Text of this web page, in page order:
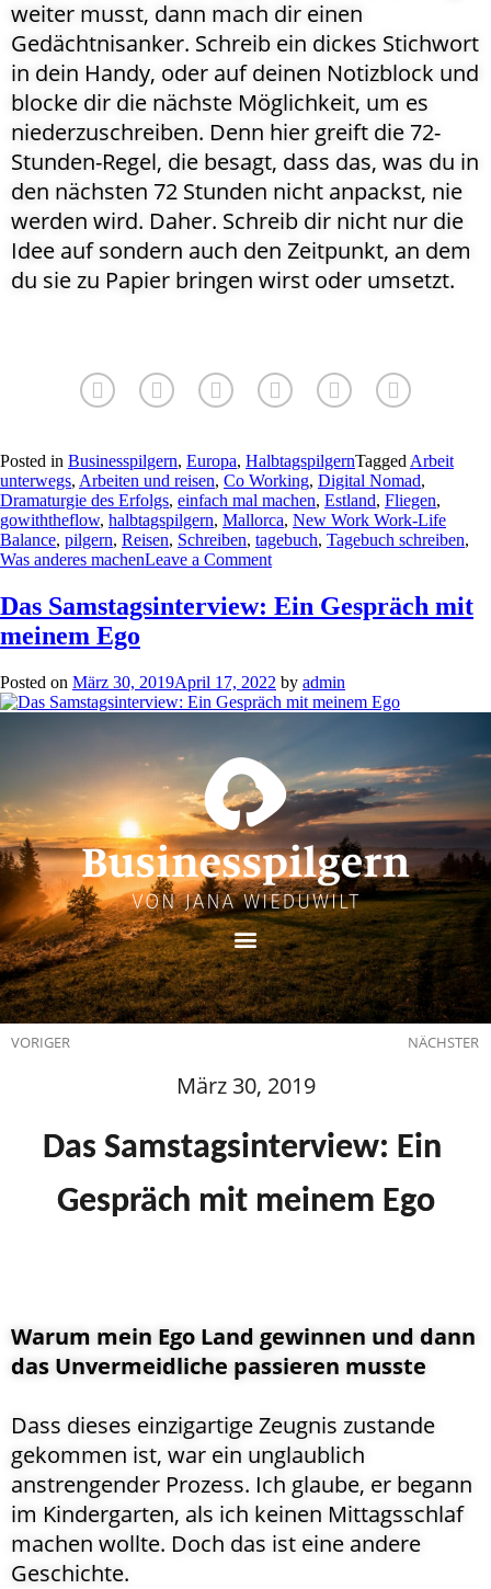
weiter musst, dann mach dir einen
Gedächtnisanker. Schreib ein dickes Stichwort
in dein Handy, oder auf deinen Notizblock und
blocke dir die nächste Möglichkeit, um es
niederzuschreiben. Denn hier greift die 72-
Stunden-Regel, die besagt, dass das, was du in
den nächsten 72 Stunden nicht anpackst, nie
werden wird. Daher. Schreib dir nicht nur die
Idee auf sondern auch den Zeitpunkt, an dem
du sie zu Papier bringen wirst oder umsetzt.
Posted in Businesspilgern, Europa, HalbtagspilgernTagged Arbeit
unterwegs, Arbeiten und reisen, Co Working, Digital Nomad,
Dramaturgie des Erfolgs, einfach mal machen, Estland, Fliegen,
gowiththeflow, halbtagspilgern, Mallorca, New Work Work-Life
Balance, pilgern, Reisen, Schreiben, tagebuch, Tagebuch schreiben,
Was anderes machenLeave a Comment
Das Samstagsinterview: Ein Gespräch mit
meinem Ego
Posted on März 30, 2019April 17, 2022 by admin
VORIGER NÄCHSTER
März 30, 2019
Das Samstagsinterview: Ein
Gespräch mit meinem Ego
Warum mein Ego Land gewinnen und dann
das Unvermeidliche passieren musste
Dass dieses einzigartige Zeugnis zustande
gekommen ist, war ein unglaublich
anstrengender Prozess. Ich glaube, er begann
im Kindergarten, als ich keinen Mittagsschlaf
machen wollte. Doch das ist eine andere
Geschichte.